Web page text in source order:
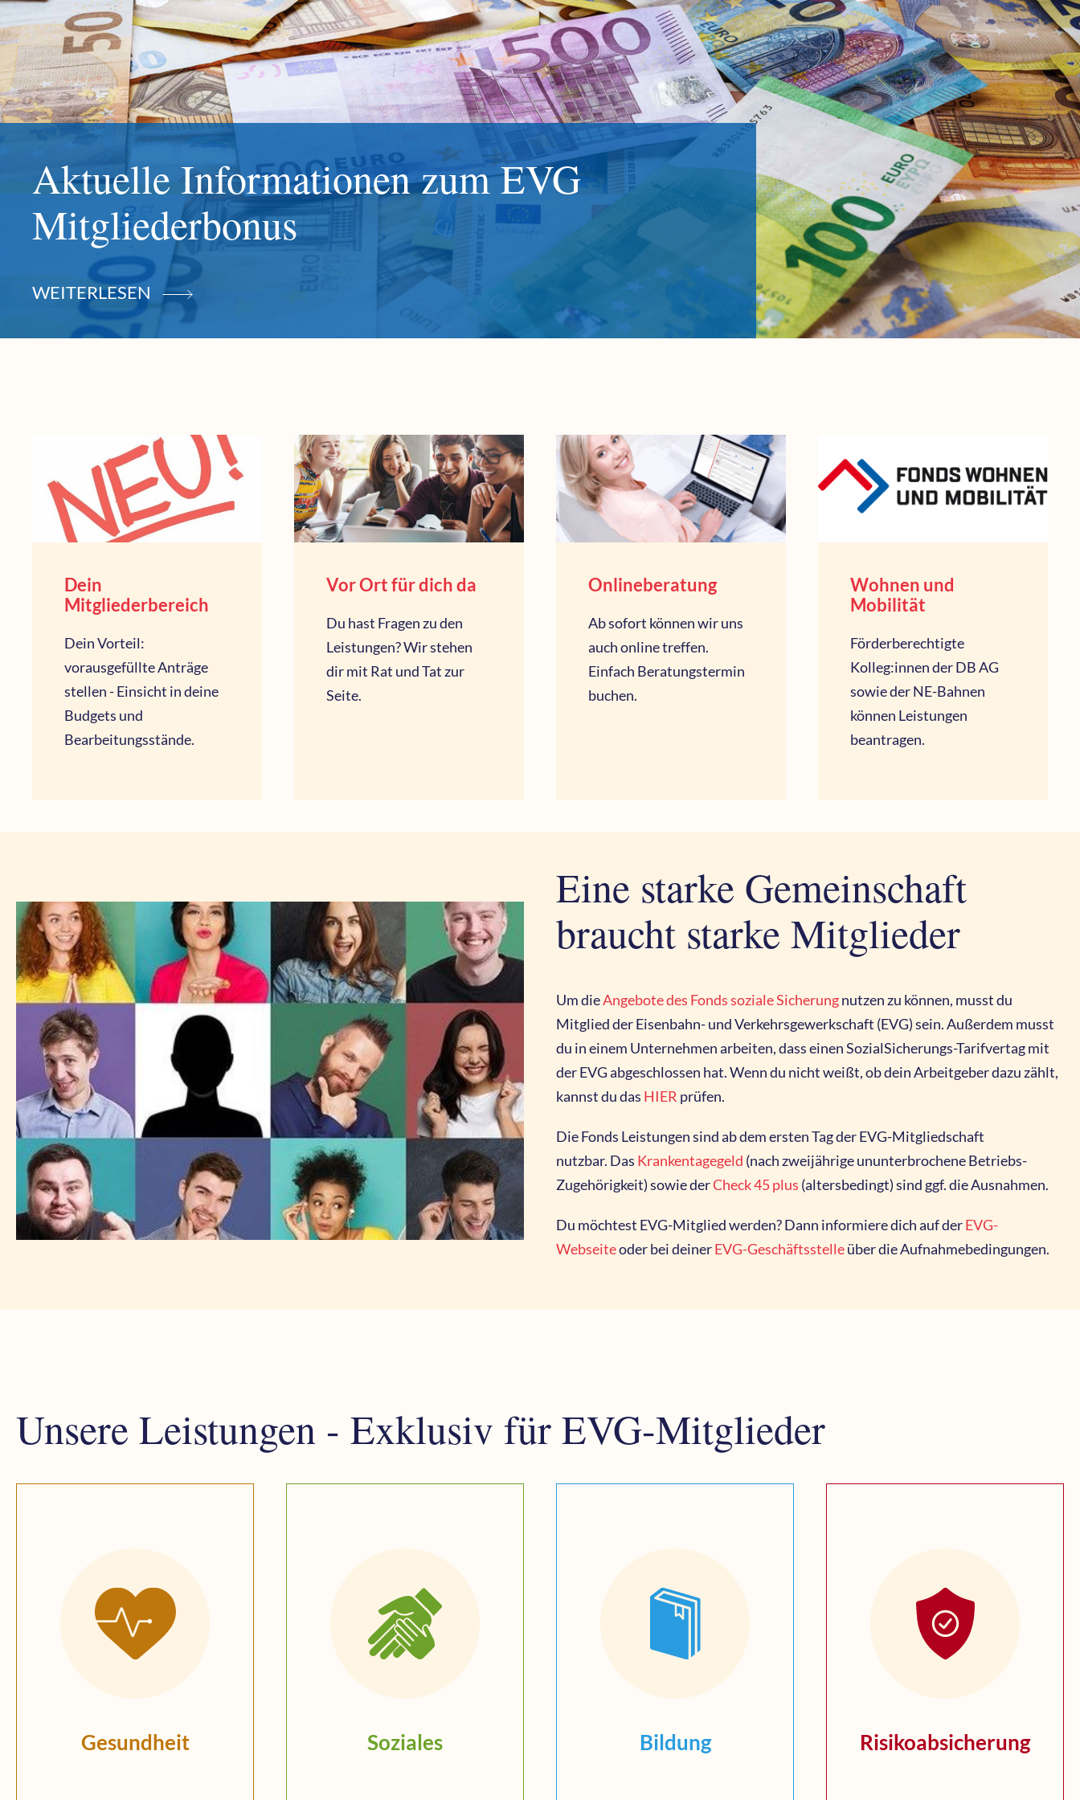
Aktuelle Informationen zum EVG
Mitgliederbonus
WEITERLESEN
Dein
Mitgliederbereich
Dein Vorteil:
vorausgefüllte Anträge
stellen - Einsicht in deine
Budgets und
Bearbeitungsstände.
Vor Ort für dich da
Du hast Fragen zu den
Leistungen? Wir stehen
dir mit Rat und Tat zur
Seite.
Onlineberatung
Ab sofort können wir uns
auch online treffen.
Einfach Beratungstermin
buchen.
Wohnen und
Mobilität
Förderberechtigte
Kolleg:innen der DB AG
sowie der NE-Bahnen
können Leistungen
beantragen.
Eine starke Gemeinschaft
braucht starke Mitglieder
Um dieAngebote des Fonds soziale Sicherungnutzen zu können, musst du
Mitglied der Eisenbahn- und Verkehrsgewerkschaft (EVG) sein. Außerdem musst
du in einem Unternehmen arbeiten, dass einen SozialSicherungs-Tarifvertag mit
der EVG abgeschlossen hat. Wenn du nicht weißt, ob dein Arbeitgeber dazu zählt,
kannst du das HIER prüfen.
Die Fonds Leistungen sind ab dem ersten Tag der EVG-Mitgliedschaft
nutzbar. Das Krankentagegeld (nach zweijährige ununterbrochene Betriebs-
Zugehörigkeit) sowie derCheck 45 plus (altersbedingt) sind ggf. die Ausnahmen.
Du möchtest EVG-Mitglied werden? Dann informiere dich auf derEVG-
Webseiteoder bei deinerEVG-Geschäftsstelleüber die Aufnahmebedingungen.
Unsere Leistungen - Exklusiv für EVG-Mitglieder
Gesundheit Soziales Bildung Risiko­absicherung